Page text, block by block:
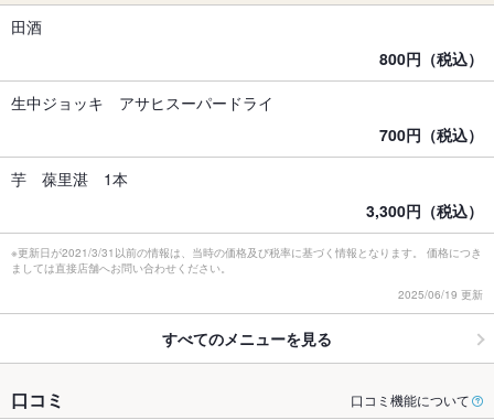
田酒
800円（税込）
生中ジョッキ アサヒスーパードライ
700円（税込）
芋 葆里湛 1本
3,300円（税込）
※更新日が2021/3/31以前の情報は、当時の価格及び税率に基づく情報となります。 価格につき
ましては直接店舗へお問い合わせください。
2025/06/19 更新
すべてのメニューを見る
口コミ 口コミ機能について